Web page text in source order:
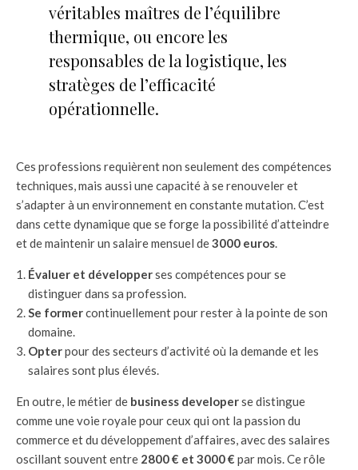
véritables maîtres de l’équilibre
thermique, ou encore les
responsables de la logistique, les
stratèges de l’efficacité
opérationnelle.
Ces professions requièrent non seulement des compétences
techniques, mais aussi une capacité à se renouveler et
s’adapter à un environnement en constante mutation. C’est
dans cette dynamique que se forge la possibilité d’atteindre
et de maintenir un salaire mensuel de3000 euros.
Évaluer et développerses compétences pour se
distinguer dans sa profession.
Se formercontinuellement pour rester à la pointe de son
domaine.
Opterpour des secteurs d’activité où la demande et les
salaires sont plus élevés.
En outre, le métier de business developerse distingue
comme une voie royale pour ceux qui ont la passion du
commerce et du développement d’affaires, avec des salaires
oscillant souvent entre 2800 € et 3000 € par mois. Ce rôle